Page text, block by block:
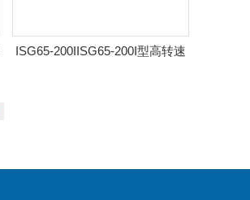
ISG65-200IISG65-200I型高转速